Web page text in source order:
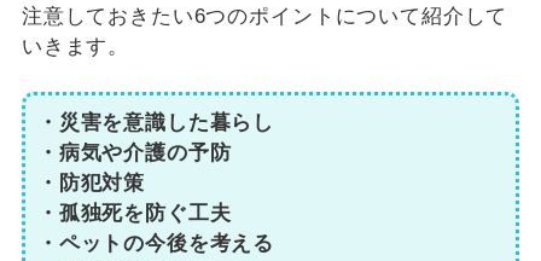
注意しておきたい6つのポイントについて紹介して
いきます。
・災害を意識した暮らし
・病気や介護の予防
・防犯対策
・孤独死を防ぐ工夫
・ペットの今後を考える